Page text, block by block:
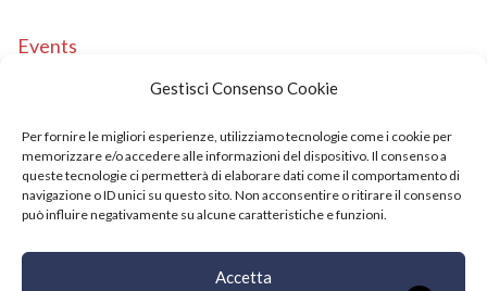
Gestisci Consenso Cookie
Per fornire le migliori esperienze, utilizziamo tecnologie come i cookie per
memorizzare e/o accedere alle informazioni del dispositivo. Il consenso a
queste tecnologie ci permetterà di elaborare dati come il comportamento di
navigazione o ID unici su questo sito. Non acconsentire o ritirare il consenso
può influire negativamente su alcune caratteristiche e funzioni.
Accetta
Events
Copyright © 2021 SushiFushi. All Rights Reserved.